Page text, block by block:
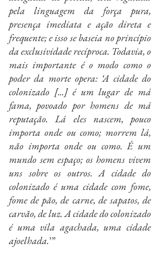
pela linguagem da força pura,
presença imediata e ação direta e
frequente; e isso se baseia no princípio
da exclusividade recíproca. Todavia, o
mais importante é o modo como o
poder da morte opera: ‘A cidade do
colonizado [...] é um lugar de má
fama, povoado por homens de má
reputação. Lá eles nascem, pouco
importa onde ou como; morrem lá,
não importa onde ou como. É um
mundo sem espaço; os homens vivem
uns sobre os outros. A cidade do
colonizado é uma cidade com fome,
fome de pão, de carne, de sapatos, de
carvão, de luz. A cidade do colonizado
é uma vila agachada, uma cidade
ajoelhada.’”